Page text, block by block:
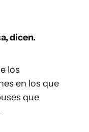
dicen.
los
en los que
que